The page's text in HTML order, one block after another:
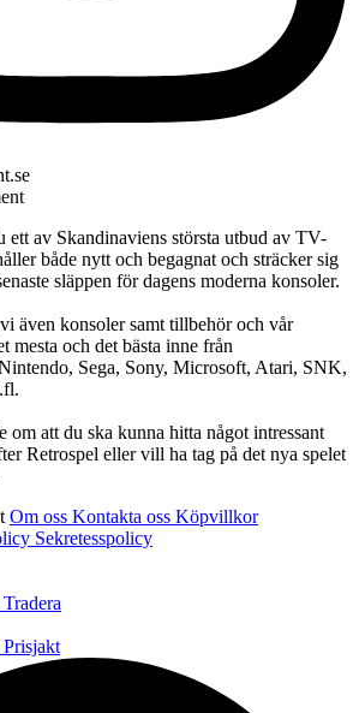
ett av Skandinaviens största utbud av TV-
både nytt och begagnat och sträcker sig
släppen för dagens moderna konsoler.
även konsoler samt tillbehör och vår
mesta och det bästa inne från
Sega, Sony, Microsoft, Atari, SNK,
om att du ska kunna hitta något intressant
Retrospel eller vill ha tag på det nya spelet
Om oss Kontakta oss Köpvillkor
Sekretesspolicy
Prisjakt